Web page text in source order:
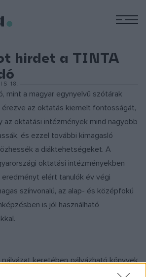
hirdet a TINTA
18.
mint a magyar egynyelvű szótárak
érezve az oktatás kiemelt fontosságát,
az oktatási intézmények mind nagyobb
és ezzel további kimagasló
a diáktehetségeket. A
oktatási intézményekben
eredményt elért tanulók év végi
színvonalú, az alap- és középfokú
is jól használható
keretében pályázható könyvek